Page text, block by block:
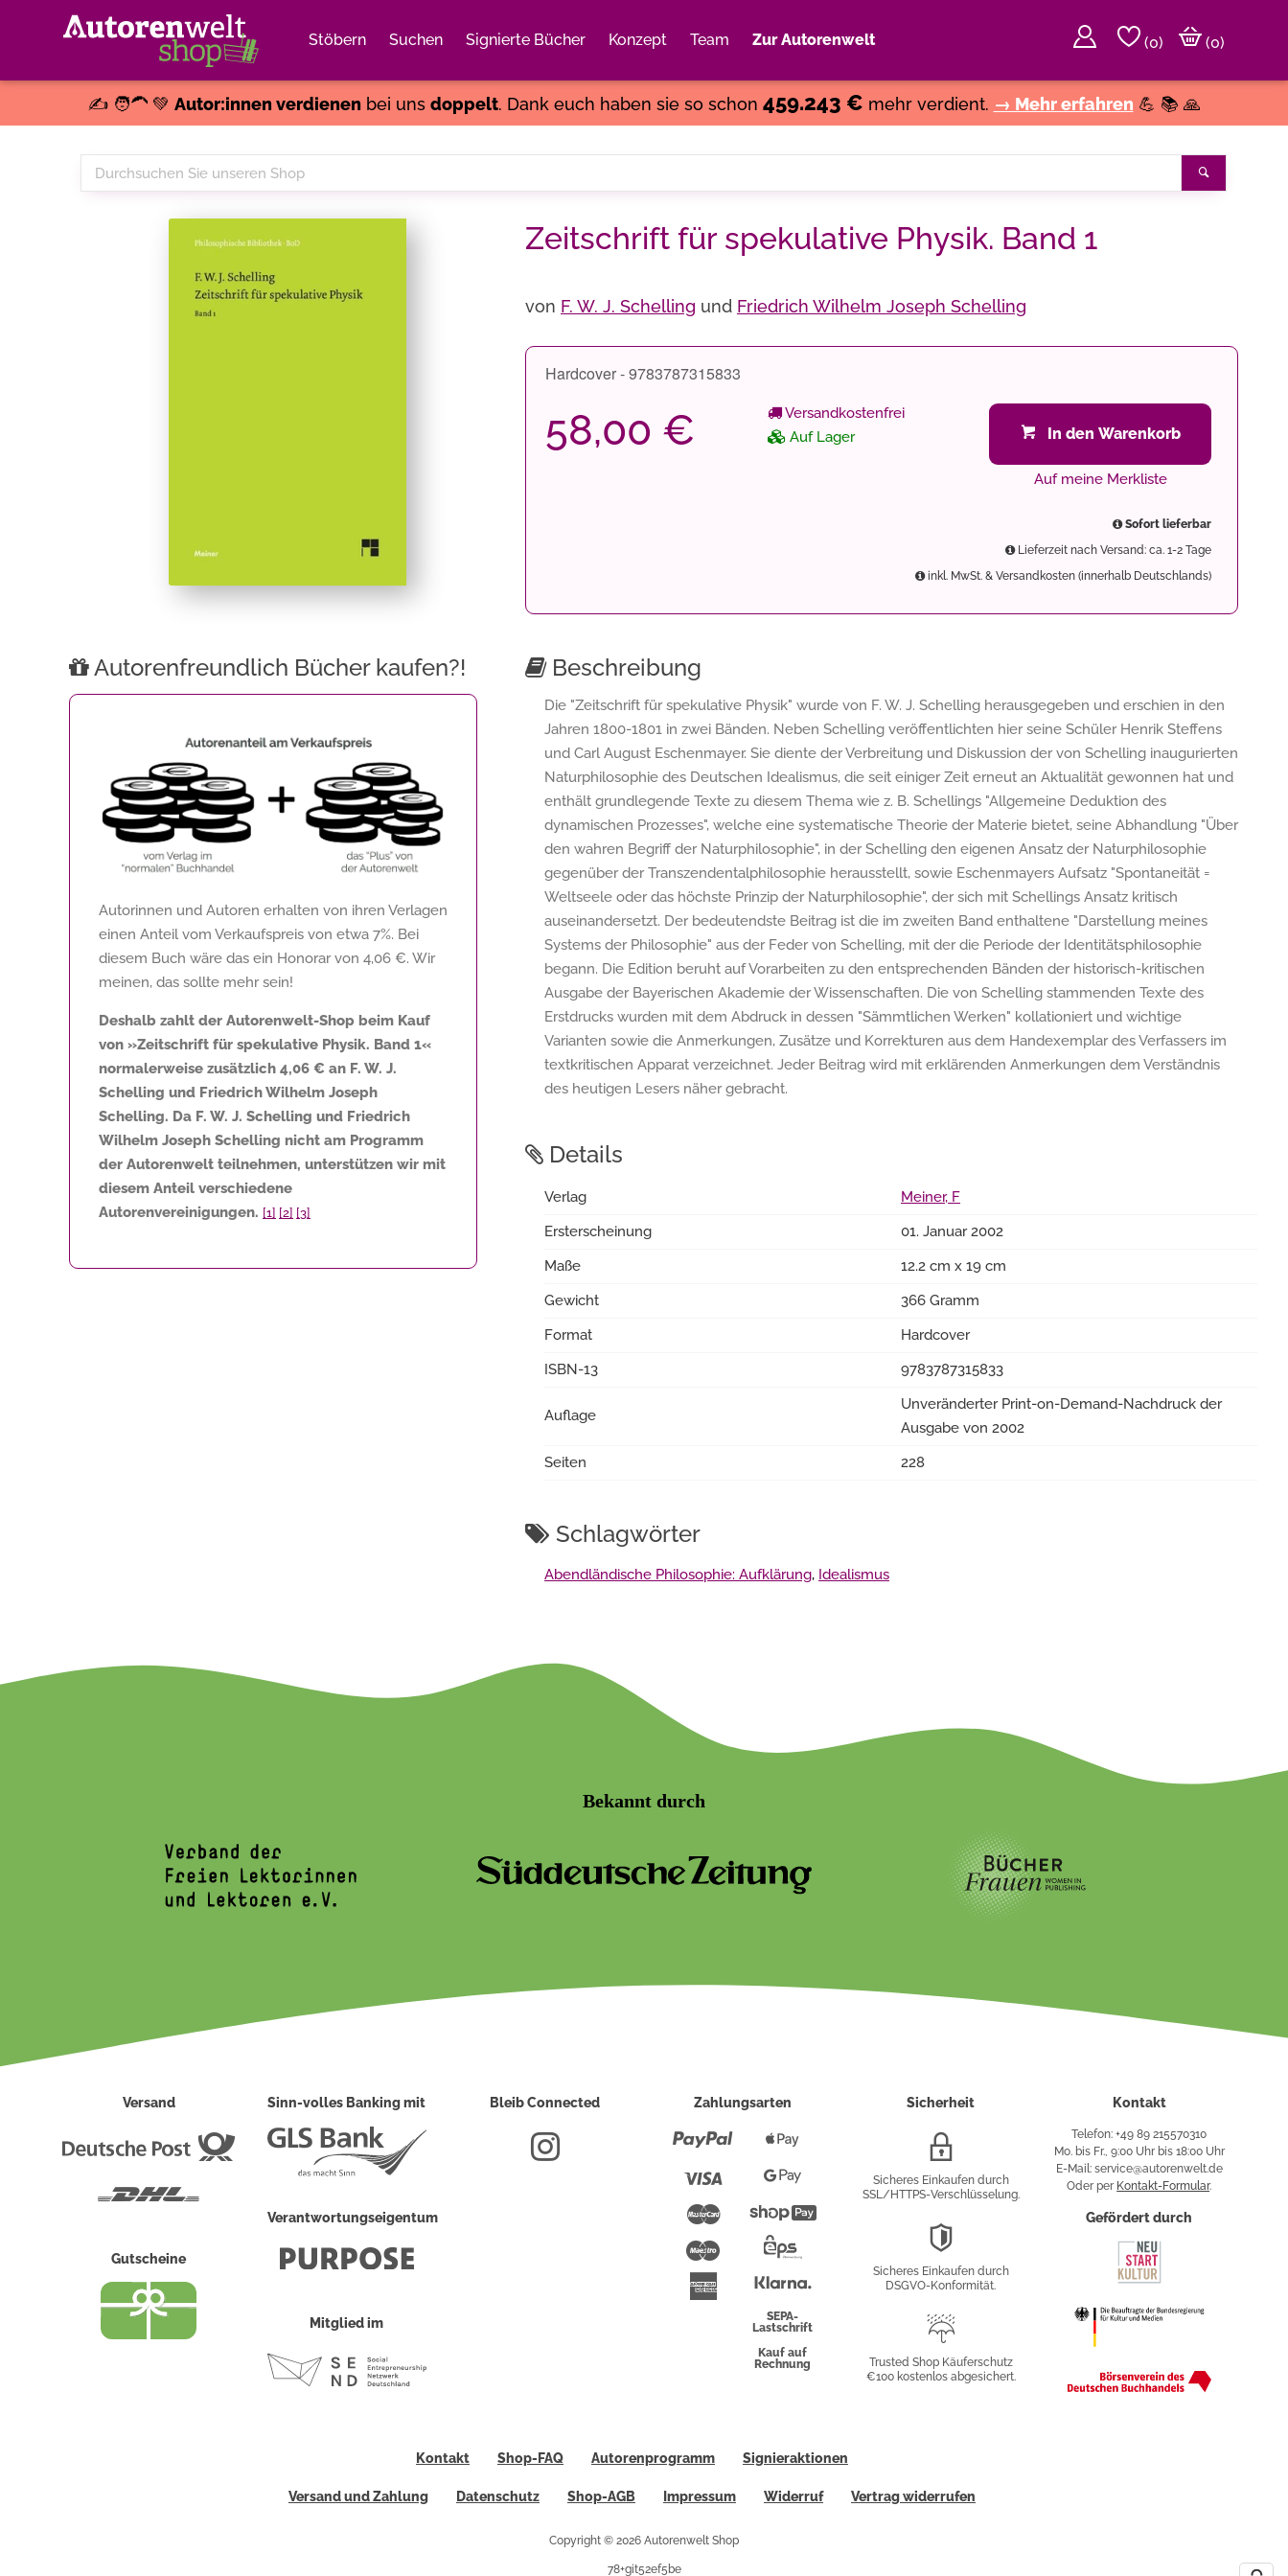
Stöbern Suchen Signierte Bücher Konzept Team Zur Autorenwelt (0)
(0)
✍️ 🧑‍🦱 💚 Autor:innen verdienenbei uns doppelt. Dank euch haben sie so schon 459.243 € mehr verdient. → Mehr erfahren 💪 📚 🙏
Durchsuchen
Sie
Zeitschrift für spekulative Physik. Band 1
von F. W. J. Schelling und Friedrich Wilhelm Joseph Schelling
Hardcover - 9783787315833
58,00 €
Versandkostenfrei
Auf Lager
In den Warenkorb
Auf meine Merkliste
Sofort lieferbar
Lieferzeit nach Versand: ca. 1-2 Tage
inkl. MwSt. & Versandkosten (innerhalb Deutschlands)
Autorenfreundlich Bücher kaufen?!
Autorinnen und Autoren erhalten von ihren Verlagen
einen Anteil vom Verkaufspreis von etwa 7%. Bei
diesem Buch wäre das ein Honorar von 4,06 €. Wir
meinen, das sollte mehr sein!
Deshalb zahlt der Autorenwelt-Shop beim Kauf
von »Zeitschrift für spekulative Physik. Band 1«
normalerweise zusätzlich 4,06 € an F. W. J.
Schelling und Friedrich Wilhelm Joseph
Schelling. Da F. W. J. Schelling und Friedrich
Wilhelm Joseph Schelling nicht am Programm
der Autorenwelt teilnehmen, unterstützen wir mit
diesem Anteil verschiedene
Autorenvereinigungen. [1] [2] [3]
Beschreibung
Die "Zeitschrift für spekulative Physik" wurde von F. W. J. Schelling herausgegeben und erschien in den
Jahren 1800-1801 in zwei Bänden. Neben Schelling veröffentlichten hier seine Schüler Henrik Steffens
und Carl August Eschenmayer. Sie diente der Verbreitung und Diskussion der von Schelling inaugurierten
Naturphilosophie des Deutschen Idealismus, die seit einiger Zeit erneut an Aktualität gewonnen hat und
enthält grundlegende Texte zu diesem Thema wie z. B. Schellings "Allgemeine Deduktion des
dynamischen Prozesses", welche eine systematische Theorie der Materie bietet, seine Abhandlung "Über
den wahren Begriff der Naturphilosophie", in der Schelling den eigenen Ansatz der Naturphilosophie
gegenüber der Transzendentalphilosophie herausstellt, sowie Eschenmayers Aufsatz "Spontaneität =
Weltseele oder das höchste Prinzip der Naturphilosophie", der sich mit Schellings Ansatz kritisch
auseinandersetzt. Der bedeutendste Beitrag ist die im zweiten Band enthaltene "Darstellung meines
Systems der Philosophie" aus der Feder von Schelling, mit der die Periode der Identitätsphilosophie
begann. Die Edition beruht auf Vorarbeiten zu den entsprechenden Bänden der historisch-kritischen
Ausgabe der Bayerischen Akademie der Wissenschaften. Die von Schelling stammenden Texte des
Erstdrucks wurden mit dem Abdruck in dessen "Sämmtlichen Werken" kollationiert und wichtige
Varianten sowie die Anmerkungen, Zusätze und Korrekturen aus dem Handexemplar des Verfassers im
textkritischen Apparat verzeichnet. Jeder Beitrag wird mit erklärenden Anmerkungen dem Verständnis
des heutigen Lesers näher gebracht.
Details
Verlag
Meiner, F
Ersterscheinung
01. Januar 2002
Maße
12.2 cm x 19 cm
Gewicht
366 Gramm
Format
Hardcover
ISBN-13
9783787315833
Auflage
Unveränderter Print-on-Demand-Nachdruck der
Ausgabe von 2002
Seiten
228
Schlagwörter
Abendländische Philosophie: Aufklärung, Idealismus
Bekannt durch
Versand
Deutsche
Gutscheine
Sinn-volles Banking mit
Verantwortungseigentum
Mitglied im
Bleib Connected Zahlungsarten
Paypal
Mastercard
Maestro
American
Express
Pay
PayShopify
Überweisung
SEPA-
Lastschrift
Kauf auf
Rechnung
Sicherheit
Verschlüsselung
Sicheres Einkaufen durch
SSL/HTTPS-Verschlüsselung.
Sicheres Einkaufen durch
DSGVO-Konformität.
Käuferschutz
Trusted Shop Käuferschutz
€100 kostenlos abgesichert.
Kontakt
Telefon: +49 89 215570310
Mo. bis Fr., 9:00 Uhr bis 18:00 Uhr
E-Mail: service@autorenwelt.de
Oder per Kontakt-Formular.
Gefördert durch
Kontakt Shop-FAQ Autorenprogramm Signieraktionen
Versand und Zahlung Datenschutz Shop-AGB Impressum Widerruf Vertrag widerrufen
Copyright © 2026 Autorenwelt Shop
78+git52ef5be